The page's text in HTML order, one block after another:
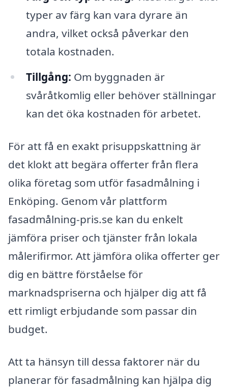
typer av färg kan vara dyrare än
andra, vilket också påverkar den
totala kostnaden.
Tillgång: Om byggnaden är
svåråtkomlig eller behöver ställningar
kan det öka kostnaden för arbetet.
För att få en exakt prisuppskattning är
det klokt att begära offerter från flera
olika företag som utför fasadmålning i
Enköping. Genom vår plattform
fasadmålning-pris.se kan du enkelt
jämföra priser och tjänster från lokala
målerifirmor. Att jämföra olika offerter ger
dig en bättre förståelse för
marknadspriserna och hjälper dig att få
ett rimligt erbjudande som passar din
budget.
Att ta hänsyn till dessa faktorer när du
planerar för fasadmålning kan hjälpa dig